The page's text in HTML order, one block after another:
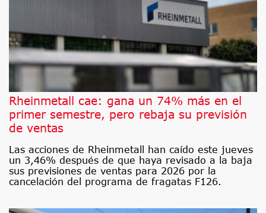
Rheinmetall cae: gana un 74% más en el
primer semestre, pero rebaja su previsión
de ventas
Las acciones de Rheinmetall han caído este jueves
un 3,46% después de que haya revisado a la baja
sus previsiones de ventas para 2026 por la
cancelación del programa de fragatas F126.